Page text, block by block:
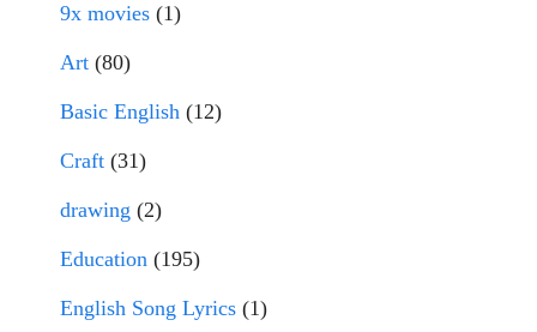
9x movies (1)
Art (80)
Basic English (12)
Craft (31)
drawing (2)
Education (195)
English Song Lyrics (1)